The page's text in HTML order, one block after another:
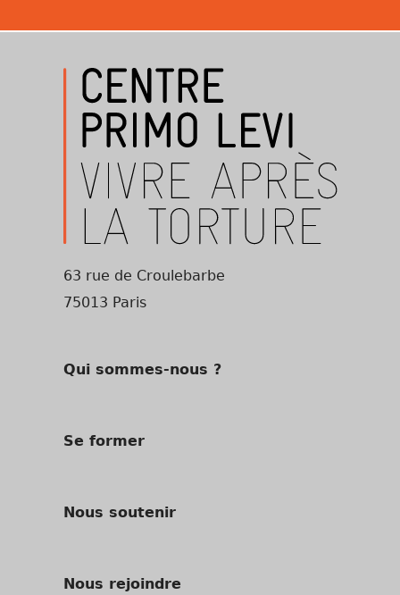
63 rue de Croulebarbe
75013 Paris
Qui sommes-nous ?
Se former
Nous soutenir
Nous rejoindre